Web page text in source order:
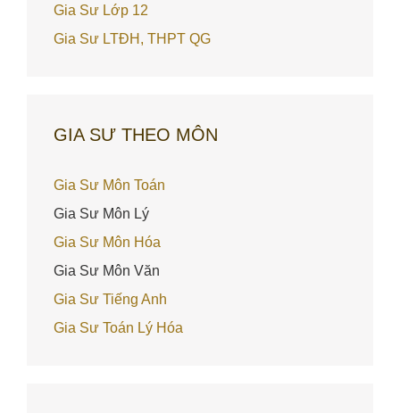
Gia Sư Lớp 12
Gia Sư LTĐH, THPT QG
GIA SƯ THEO MÔN
Gia Sư Môn Toán
Gia Sư Môn Lý
Gia Sư Môn Hóa
Gia Sư Môn Văn
Gia Sư Tiếng Anh
Gia Sư Toán Lý Hóa